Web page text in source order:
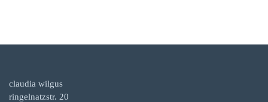
claudia wilgus
ringelnatzstr. 20